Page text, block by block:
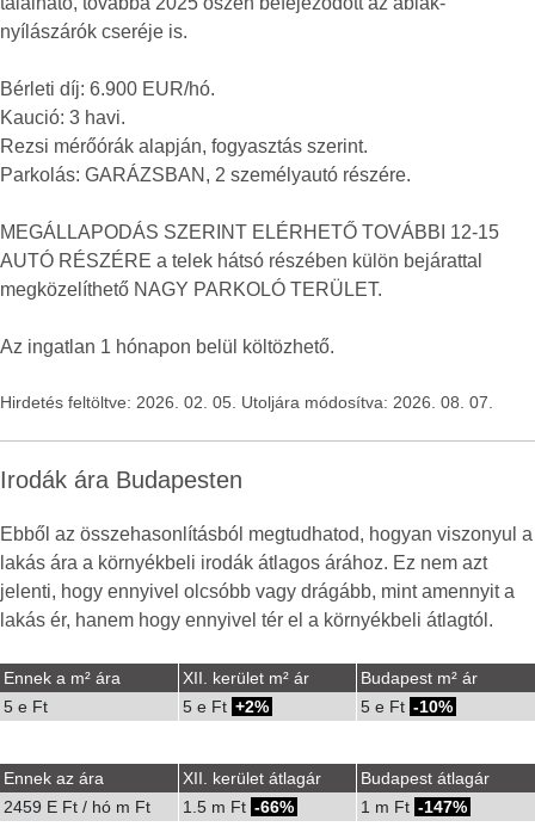
nyílászárók cseréje is.
Bérleti díj: 6.900 EUR/hó.
Kaució: 3 havi.
Rezsi mérőórák alapján, fogyasztás szerint.
Parkolás: GARÁZSBAN, 2 személyautó részére.
MEGÁLLAPODÁS SZERINT ELÉRHETŐ TOVÁBBI 12-15
AUTÓ RÉSZÉRE a telek hátsó részében külön bejárattal
megközelíthető NAGY PARKOLÓ TERÜLET.
Az ingatlan 1 hónapon belül költözhető.
Hirdetés feltöltve: 2026. 02. 05. Utoljára módosítva: 2026. 08. 07.
Irodák ára Budapesten
Ebből az összehasonlításból megtudhatod, hogyan viszonyul a
lakás ára a környékbeli irodák átlagos árához. Ez nem azt
jelenti, hogy ennyivel olcsóbb vagy drágább, mint amennyit a
lakás ér, hanem hogy ennyivel tér el a környékbeli átlagtól.
Ennek a m² ára XII. kerület m² ár
Budapest m² ár
5 e Ft
5 e Ft 2% 5 e Ft -10%
Ennek az ára XII. kerület átlagár
Budapest átlagár
2459 E Ft / hó m Ft
1.5 m Ft -66% 1 m Ft -147%